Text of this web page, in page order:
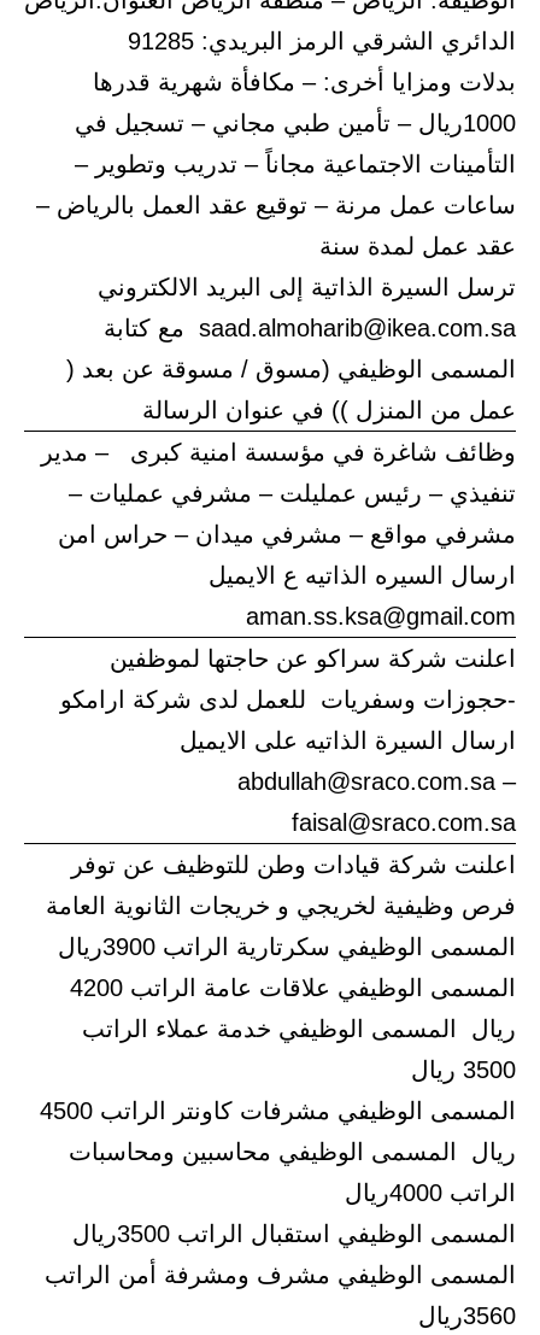
الدائري الشرقي الرمز البريدي: 91285
بدلات ومزايا أخرى: – مكافأة شهرية قدرها
1000ريال – تأمين طبي مجاني – تسجيل في
التأمينات الاجتماعية مجاناً – تدريب وتطوير –
ساعات عمل مرنة – توقيع عقد العمل بالرياض –
عقد عمل لمدة سنة
ترسل السيرة الذاتية إلى البريد الالكتروني
saad.almoharib@ikea.com.sa مع كتابة
المسمى الوظيفي (مسوق / مسوقة عن بعد (
عمل من المنزل )) في عنوان الرسالة
وظائف شاغرة في مؤسسة امنية كبرى – مدير
تنفيذي – رئيس عمليلت – مشرفي عمليات –
مشرفي مواقع – مشرفي ميدان – حراس امن
ارسال السيره الذاتيه ع الايميل
aman.ss.ksa@gmail.com
اعلنت شركة سراكو عن حاجتها لموظفين
-حجوزات وسفريات للعمل لدى شركة ارامكو
ارسال السيرة الذاتيه على الايميل
abdullah@sraco.com.sa –
faisal@sraco.com.sa
اعلنت شركة قيادات وطن للتوظيف عن توفر
فرص وظيفية لخريجي و خريجات الثانوية العامة
المسمى الوظيفي سكرتارية الراتب 3900ريال
المسمى الوظيفي علاقات عامة الراتب 4200
ريال المسمى الوظيفي خدمة عملاء الراتب
3500 ريال
المسمى الوظيفي مشرفات كاونتر الراتب 4500
ريال المسمى الوظيفي محاسبين ومحاسبات
الراتب 4000ريال
المسمى الوظيفي استقبال الراتب 3500ريال
المسمى الوظيفي مشرف ومشرفة أمن الراتب
3560ريال